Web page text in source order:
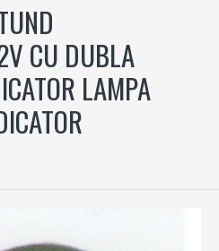
CU DUBLA
LAMPA